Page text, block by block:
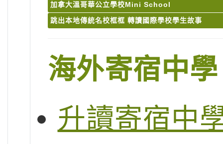
加拿大溫哥華公立學校Mini School
跳出本地傳統名校框框 轉讀國際學校學生故事
海外寄宿中學
升讀寄宿中